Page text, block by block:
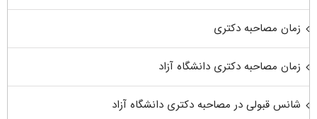
زمان مصاحبه دکتری
زمان مصاحبه دکتری دانشگاه آزاد
شانس قبولی در مصاحبه دکتری دانشگاه آزاد